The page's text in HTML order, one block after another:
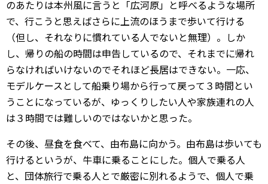
のあたりは本州風に言うと「広河原」と呼べるような場所
で、行こうと思えばさらに上流のほうまで歩いて行ける
（但し、それなりに慣れている人でないと無理）。しか
し、帰りの船の時間は申告しているので、それまでに帰れ
らなければいけないのでそれほど長居はできない。一応、
モデルケースとして船乗り場から行って戻って３時間とい
うことになっているが、ゆっくりしたい人や家族連れの人
は３時間では難しいのではないかと思った。
その後、昼食を食べて、由布島に向かう。由布島は歩いても
行けるというが、牛車に乗ることにした。個人で乗る人
と、団体旅行で乗る人とで厳密に別れるようで、個人で乗